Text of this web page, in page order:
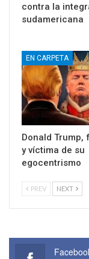
contra la
sudamericana
EN CARPETA
Donald Trump,
y víctima de su
egocentrismo
PREV NEXT